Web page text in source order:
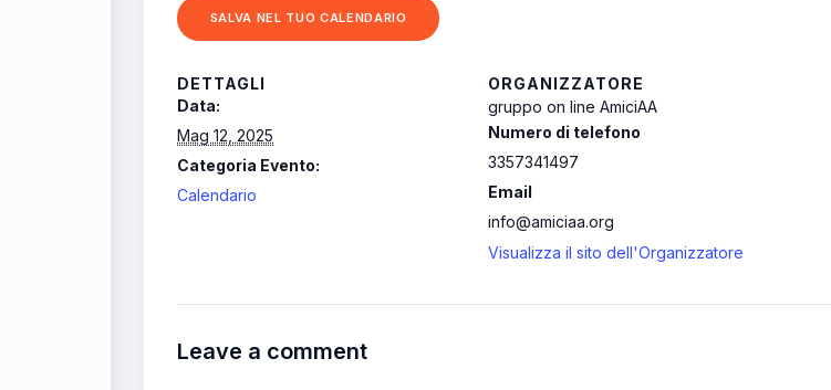
SALVA NEL TUO CALENDARIO
DETTAGLI
Data:
Mag 12, 2025
Categoria Evento:
Calendario
ORGANIZZATORE
gruppo on line AmiciAA
Numero di telefono
3357341497
Email
info@amiciaa.org
Visualizza il sito dell'Organizzatore
Leave a comment